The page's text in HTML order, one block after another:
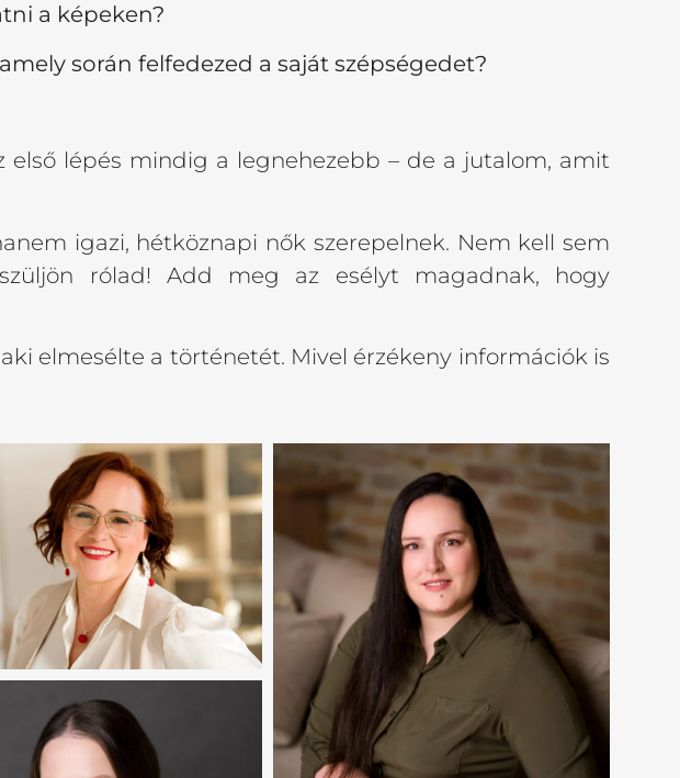
a képeken?
során felfedezed a saját szépségedet?
lépés mindig a legnehezebb – de a jutalom, amit
igazi, hétköznapi nők szerepelnek. Nem kell sem
rólad! Add meg az esélyt magadnak, hogy
elmesélte a történetét. Mivel érzékeny információk is